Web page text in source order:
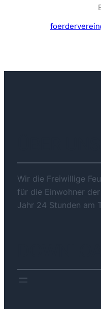
Wir die Freiwillige
für die Einwohner
Jahr 24 Stunden am